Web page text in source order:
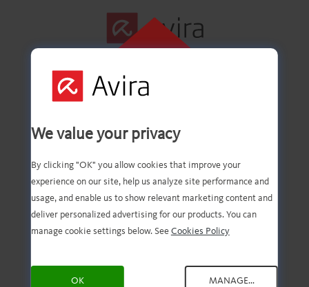
Installiamo la tua
Avira!
Per cominciare, clicca sul
file scaricato.
FAI CLIC QUI PER
ESEGUIRE
We value your privacy
By clicking "OK" you allow cookies that improve your
experience on our site, help us analyze site performance and
usage, and enable us to show relevant marketing content and
deliver personalized advertising for our products. You can
manage cookie settings below. See Cookies Policy
OK MANAGE...